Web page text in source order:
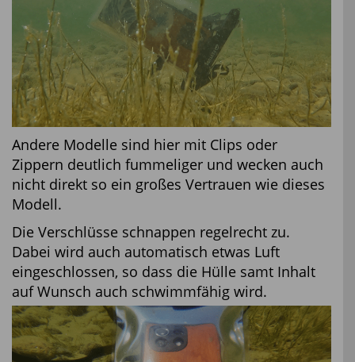
Andere Modelle sind hier mit Clips oder
Zippern deutlich fummeliger und wecken auch
nicht direkt so ein großes Vertrauen wie dieses
Modell.
Die Verschlüsse schnappen regelrecht zu.
Dabei wird auch automatisch etwas Luft
eingeschlossen, so dass die Hülle samt Inhalt
auf Wunsch auch schwimmfähig wird.